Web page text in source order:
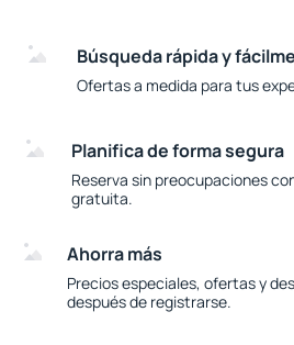
Búsqueda rápida y
Ofertas a medida para tus
Planifica de forma segura
Reserva sin preocupaciones
gratuita.
Ahorra más
Precios especiales, ofertas y
después de registrarse.